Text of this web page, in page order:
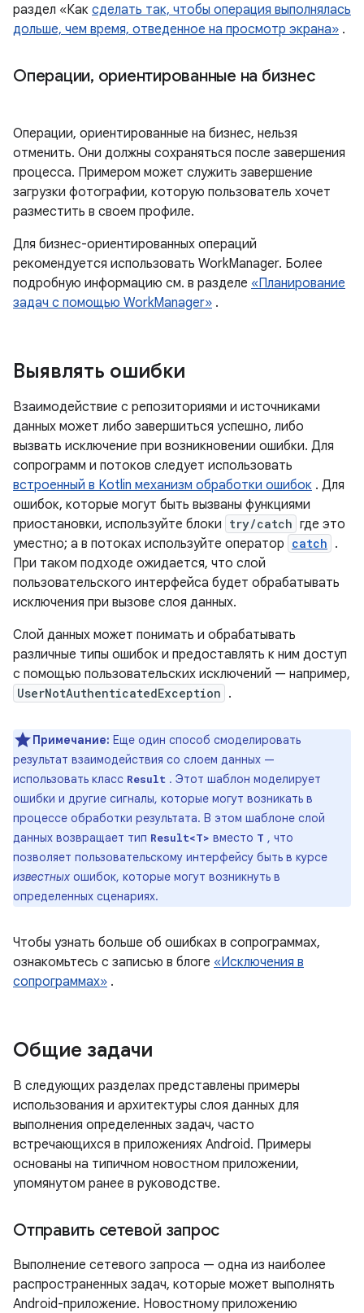
раздел «Как сделать так, чтобы операция выполнялась
дольше, чем время, отведенное на просмотр экрана» .
Операции, ориентированные на бизнес
Операции, ориентированные на бизнес, нельзя
отменить. Они должны сохраняться после завершения
процесса. Примером может служить завершение
загрузки фотографии, которую пользователь хочет
разместить в своем профиле.
Для бизнес-ориентированных операций
рекомендуется использовать WorkManager. Более
подробную информацию см. в разделе «Планирование
задач с помощью WorkManager» .
Выявлять ошибки
Взаимодействие с репозиториями и источниками
данных может либо завершиться успешно, либо
вызвать исключение при возникновении ошибки. Для
сопрограмм и потоков следует использовать
встроенный в Kotlin механизм обработки ошибок . Для
ошибок, которые могут быть вызваны функциями
приостановки, используйте блоки try/catch где это
уместно; а в потоках используйте оператор catch .
При таком подходе ожидается, что слой
пользовательского интерфейса будет обрабатывать
исключения при вызове слоя данных.
Слой данных может понимать и обрабатывать
различные типы ошибок и предоставлять к ним доступ
с помощью пользовательских исключений — например,
UserNotAuthenticatedException .
Примечание: Еще один способ смоделировать
результат взаимодействия со слоем данных —
использовать класс Result . Этот шаблон моделирует
ошибки и другие сигналы, которые могут возникать в
процессе обработки результата. В этом шаблоне слой
данных возвращает тип Result<T> вместо T , что
позволяет пользовательскому интерфейсу быть в курсе
известных ошибок, которые могут возникнуть в
определенных сценариях.
Чтобы узнать больше об ошибках в сопрограммах,
ознакомьтесь с записью в блоге «Исключения в
сопрограммах» .
Общие задачи
В следующих разделах представлены примеры
использования и архитектуры слоя данных для
выполнения определенных задач, часто
встречающихся в приложениях Android. Примеры
основаны на типичном новостном приложении,
упомянутом ранее в руководстве.
Отправить сетевой запрос
Выполнение сетевого запроса — одна из наиболее
распространенных задач, которые может выполнять
Android-приложение. Новостному приложению